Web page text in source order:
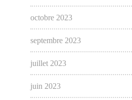
octobre 2023
septembre 2023
juillet 2023
juin 2023